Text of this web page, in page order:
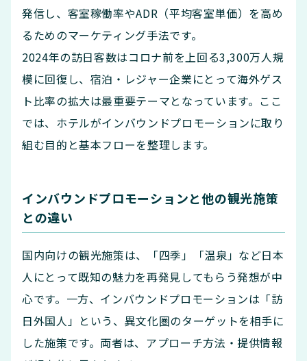
発信し、客室稼働率やADR（平均客室単価）を高め
るためのマーケティング手法です。
2024年の訪日客数はコロナ前を上回る3,300万人規
模に回復し、宿泊・レジャー企業にとって海外ゲス
ト比率の拡大は最重要テーマとなっています。ここ
では、ホテルがインバウンドプロモーションに取り
組む目的と基本フローを整理します。
インバウンドプロモーションと他の観光施策
との違い
国内向けの観光施策は、「四季」「温泉」など日本
人にとって既知の魅力を再発見してもらう発想が中
心です。一方、インバウンドプロモーションは「訪
日外国人」という、異文化圏のターゲットを相手に
した施策です。両者は、アプローチ方法・提供情報